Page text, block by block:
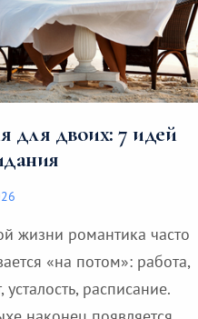
для двоих: 7 идей
жизни романтика часто
«на потом»: работа,
усталость, расписание.